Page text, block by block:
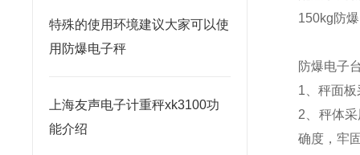
特殊的使用环境建议大家可以使
用防爆电子秤
上海友声电子计重秤xk3100功
能介绍
150kg防
防爆电子
1、秤面
2、秤体
确度，牢